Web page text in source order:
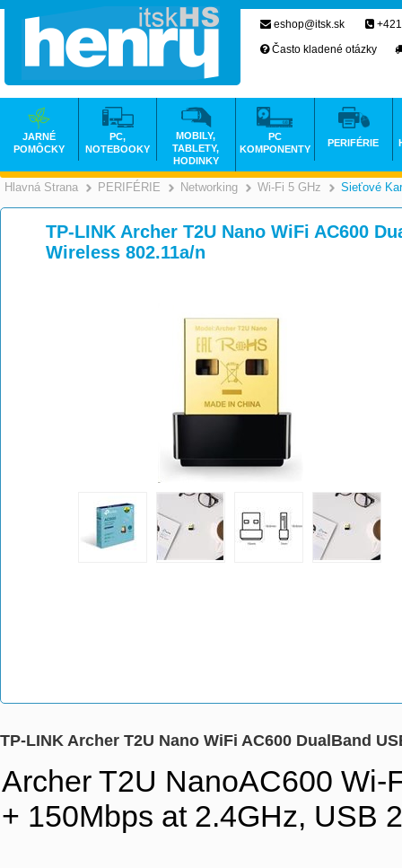
Hlavná Strana >
PERIFÉRIE >
Networking >
Wi-Fi 5 GHz Sieťové
TP-LINK Archer T2U Nano WiFi AC600
Wireless 802.11a/n
TP-LINK Archer T2U Nano WiFi AC600 DualBand
Archer T2U NanoAC600 Wi-
+ 150Mbps at 2.4GHz, USB
eshop@itsk.sk
Často kladené otázky
JARNÉ
POMÔCKY
PC,
NOTEBOOKY
MOBILY,
TABLETY,
HODINKY
PC
KOMPONENTY
PERIFÉRIE